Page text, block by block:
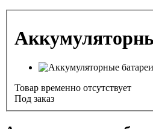
Товар временно отсутствует
Под заказ